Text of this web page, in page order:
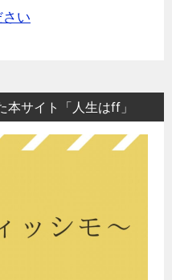
い
本サイト「人生はff」